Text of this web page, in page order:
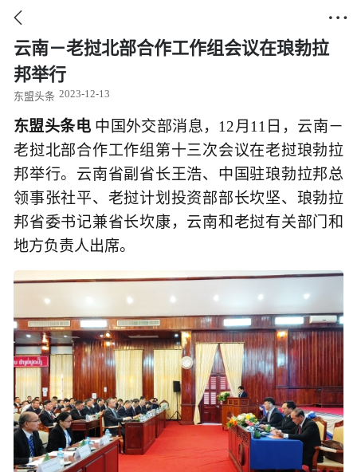
 
云南－老挝北部合作工作组会议在琅勃拉
邦举行
东盟头条 2023-12-13
东盟头条电中国外交部消息，12月11日，云南－
老挝北部合作工作组第十三次会议在老挝琅勃拉
邦举行。云南省副省长王浩、中国驻琅勃拉邦总
领事张社平、老挝计划投资部部长坎坚、琅勃拉
邦省委书记兼省长坎康，云南和老挝有关部门和
地方负责人出席。